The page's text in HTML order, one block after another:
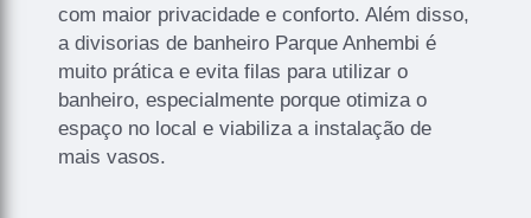
com maior privacidade e conforto. Além disso,
a divisorias de banheiro Parque Anhembi é
muito prática e evita filas para utilizar o
banheiro, especialmente porque otimiza o
espaço no local e viabiliza a instalação de
mais vasos.